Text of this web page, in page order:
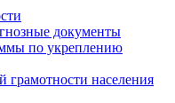
документы
по укреплению
населения